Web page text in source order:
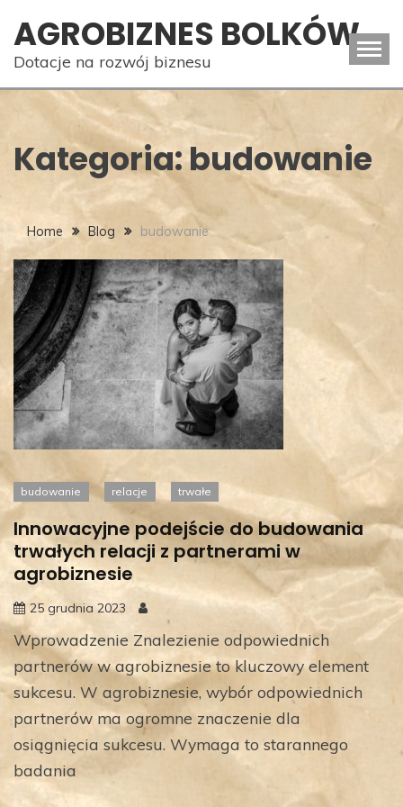
content
AGROBIZNES BOLKÓW
Dotacje na rozwój biznesu
Kategoria:budowanie
Home Blog budowanie
budowanie relacje trwałe
Innowacyjne podejście do budowania
trwałych relacji z partnerami w
agrobiznesie
25 grudnia 2023
Wprowadzenie Znalezienie odpowiednich
partnerów w agrobiznesie to kluczowy element
sukcesu. W agrobiznesie, wybór odpowiednich
partnerów ma ogromne znaczenie dla
osiągnięcia sukcesu. Wymaga to starannego
badania